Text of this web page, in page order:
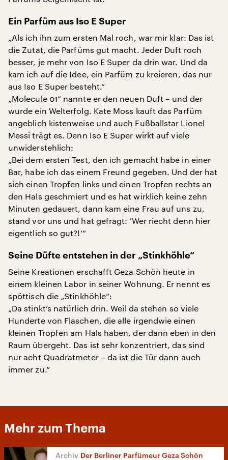
Ein Parfüm aus Iso E Super
„Als ich ihn zum ersten Mal roch, war mir klar: Das ist
die Zutat, die Parfüms gut macht. Jeder Duft roch
besser, je mehr von Iso E Super da drin war. Und da
kam ich auf die Idee, ein Parfüm zu kreieren, das nur
aus Iso E Super besteht.“
„Molecule 01“ nannte er den neuen Duft – und der
wurde ein Welterfolg. Kate Moss kauft das Parfüm
angeblich kistenweise und auch Fußballstar Lionel
Messi trägt es. Denn Iso E Super wirkt auf viele
unwiderstehlich:
„Bei dem ersten Test, den ich gemacht habe in einer
Bar, habe ich das einem Freund gegeben. Und der hat
sich einen Tropfen links und einen Tropfen rechts an
den Hals geschmiert und es hat wirklich keine zehn
Minuten gedauert, dann kam eine Frau auf uns zu,
stand vor uns und hat gefragt: ‘Wer riecht denn hier
eigentlich so gut?!‘“
Seine Düfte entstehen in der „Stinkhöhle“
Seine Kreationen erschafft Geza Schön heute in
einem kleinen Labor in seiner Wohnung. Er nennt es
spöttisch die „Stinkhöhle“:
„Da stinkt’s natürlich drin. Weil da stehen so viele
Hunderte von Flaschen, die alle irgendwie einen
kleinen Tropfen am Hals haben, der dann eben in den
Raum übergeht. Das ist sehr konzentriert, das sind
nur acht Quadratmeter – da ist die Tür dann auch
immer zu.“
Mehr zum Thema
Der Berliner Parfümeur Geza Schön